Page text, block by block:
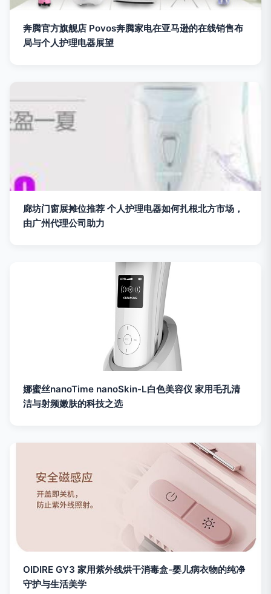
奔腾官方旗舰店 Povos奔腾家电在亚马逊的在线销售布
局与个人护理电器展望
廊坊门窗展摊位推荐 个人护理电器如何扎根北方市场，
由广州代理公司助力
娜蜜丝nanoTime nanoSkin-L白色美容仪 家用毛孔清
洁与射频嫩肤的科技之选
OIDIRE GY3 家用紫外线烘干消毒盒-婴儿病衣物的纯净
守护与生活美学